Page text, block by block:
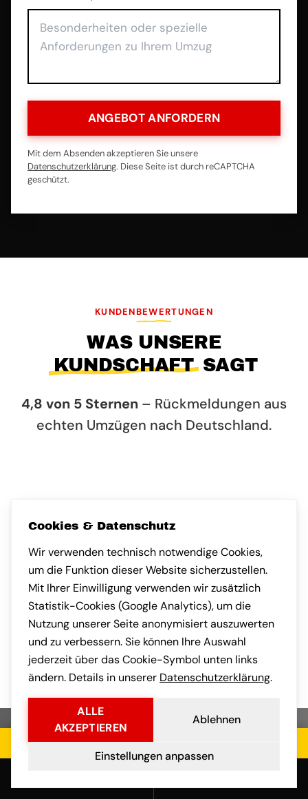
ANGEBOT ANFORDERN
Mit dem Absenden akzeptieren Sie unsere
Datenschutzerklärung. Diese Seite ist durch reCAPTCHA
geschützt.
KUNDENBEWERTUNGEN
WAS UNSERE
KUNDSCHAFTSAGT
4,8 von 5 Sternen – Rückmeldungen aus
echten Umzügen nach Deutschland.
Nach München umgezogen und
sehr angenehm überrascht, wie
kompetent das Team gearbeitet
hat. Auch die Kommunikation
vorab war professionell.
Habe eine
nach Frankfurt
gebracht. Faires
transparente
und der Umzug
stressfrei.
Jetzt kostenloses Angebot einholen
Cookies & Datenschutz
Wir verwenden technisch notwendige Cookies,
um die Funktion dieser Website sicherzustellen.
Mit Ihrer Einwilligung verwenden wir zusätzlich
Statistik-Cookies (Google Analytics), um die
Nutzung unserer Seite anonymisiert auszuwerten
und zu verbessern. Sie können Ihre Auswahl
jederzeit über das Cookie-Symbol unten links
ändern. Details in unserer Datenschutzerklärung.
ALLE
AKZEPTIEREN
Ablehnen
Einstellungen anpassen